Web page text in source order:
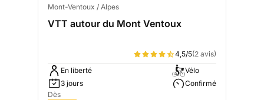
Mont-Ventoux / Alpes
VTT autour du Mont Ventoux
4,5/5(2 avis)
En liberté
3 jours
Vélo
Confirmé
Dès